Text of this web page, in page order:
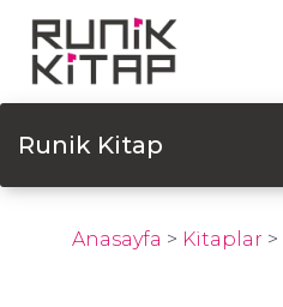
Runik Kitap
Anasayfa > Kitaplar >